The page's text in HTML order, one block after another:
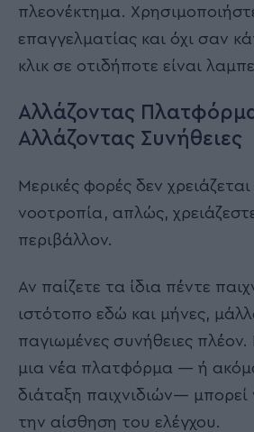
πλεονέκτημα.
επαγγελματίας και όχι σαν
κλικ σε οτιδήποτε είναι
Αλλάζοντας
Αλλάζοντας Συνήθειες
Μερικές φορές δεν
νοοτροπία, απλώς,
περιβάλλον.
Αν παίζετε τα ίδια πέντε
ιστότοπο εδώ και μήνες,
παγιωμένες συνήθειες
μια νέα πλατφόρμα — ή
διάταξη παιχνιδιών— μπορεί
την αίσθηση του ελέγχου.